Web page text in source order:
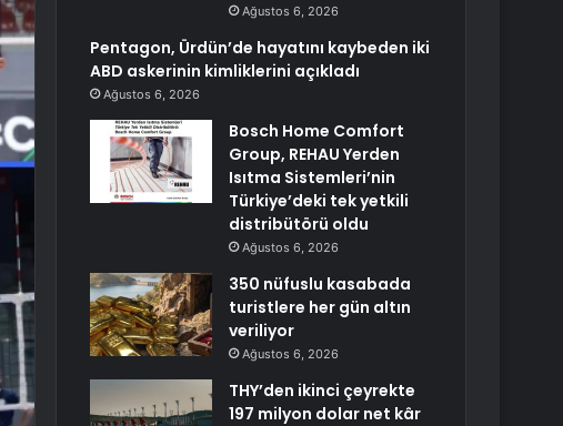
Ağustos 6, 2026
Pentagon, Ürdün’de hayatını kaybeden iki
ABD askerinin kimliklerini açıkladı
Ağustos 6, 2026
Bosch Home Comfort
Group, REHAU Yerden
Isıtma Sistemleri’nin
Türkiye’deki tek yetkili
distribütörü oldu
Ağustos 6, 2026
350 nüfuslu kasabada
turistlere her gün altın
veriliyor
Ağustos 6, 2026
THY’den ikinci çeyrekte
197 milyon dolar net kâr